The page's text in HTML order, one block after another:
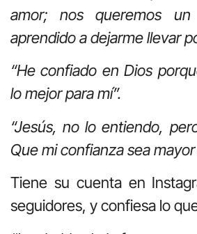
amor; nos queremos
aprendido a dejarme llevar
“He confiado en Dios
lo mejor para mí”.
“Jesús, no lo entiendo,
Que mi confianza sea mayor
Tiene su cuenta en
seguidores, y confiesa lo